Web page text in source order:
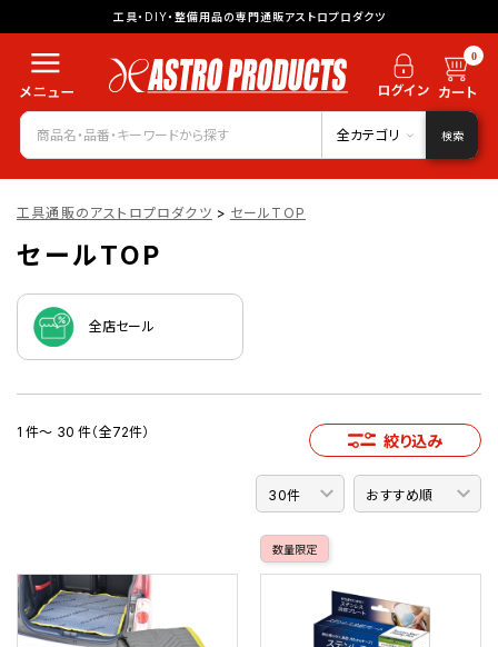
工具・DIY・整備用品の専門通販アストロプロダクツ
0
全カテゴリ 検索
工具通販のアストロプロダクツ > セールTOP
セールTOP
全店セール
1 件～ 30 件（全72件） 絞り込み
数量限定